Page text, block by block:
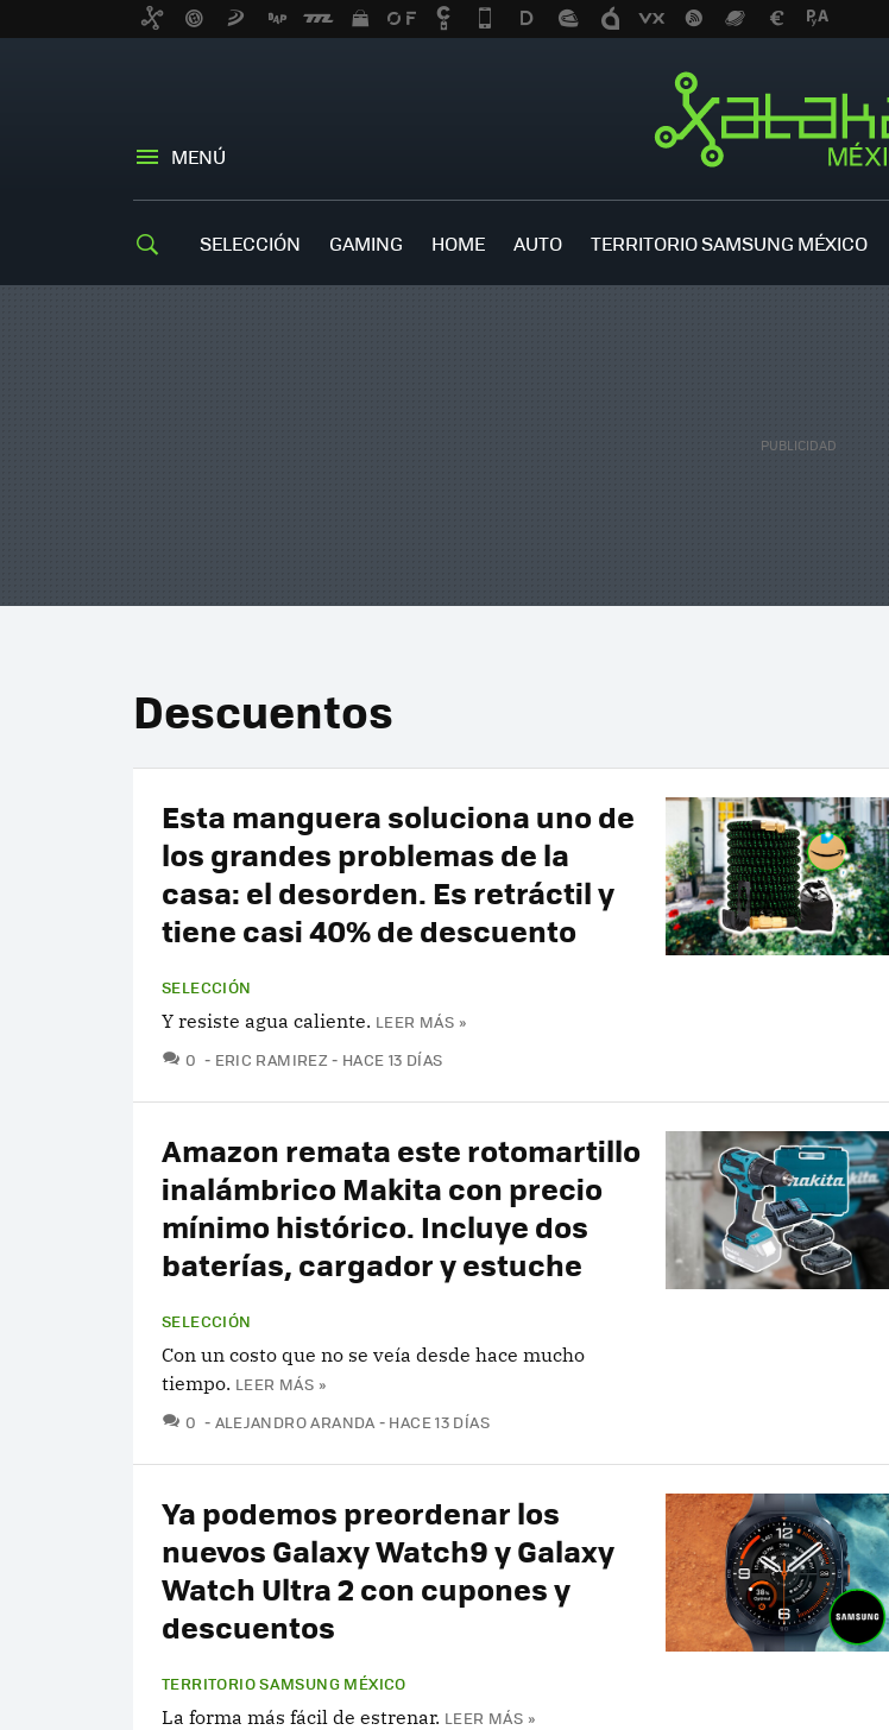
MENÚ
SELECCIÓN GAMING HOME AUTO TERRITORIO SAMSUNG MÉXICO
Descuentos
Esta manguera soluciona uno de
los grandes problemas de la
casa: el desorden. Es retráctil y
tiene casi 40% de descuento
SELECCIÓN
Y resiste agua caliente. LEER MÁS »
0 COMENTARIOS
ERIC RAMIREZ HACE 13 DÍAS
Amazon remata este rotomartillo
inalámbrico Makita con precio
mínimo histórico. Incluye dos
baterías, cargador y estuche
SELECCIÓN
Con un costo que no se veía desde hace mucho
tiempo. LEER MÁS »
0 COMENTARIOS
ALEJANDRO ARANDA HACE 13 DÍAS
Ya podemos preordenar los
nuevos Galaxy Watch9 y Galaxy
Watch Ultra 2 con cupones y
descuentos
TERRITORIO SAMSUNG MÉXICO
La forma más fácil de estrenar. LEER MÁS »